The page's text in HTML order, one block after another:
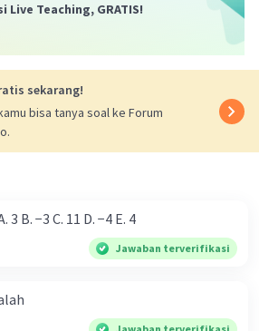
Live Teaching, GRATIS!
sekarang!
bisa tanya soal ke Forum
dari |−7+4|=… A. 3 B. −3 C. 11 D. −4 E. 4
Jawaban terverifikasi